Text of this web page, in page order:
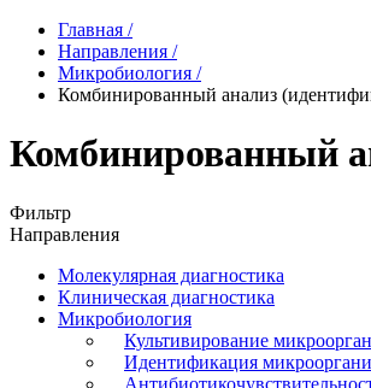
Главная /
Направления /
Микробиология /
Комбинированный анализ
Комбинированный
Фильтр
Направления
Молекулярная диагностика
Клиническая диагностика
Микробиология
Культивирование
Идентификация